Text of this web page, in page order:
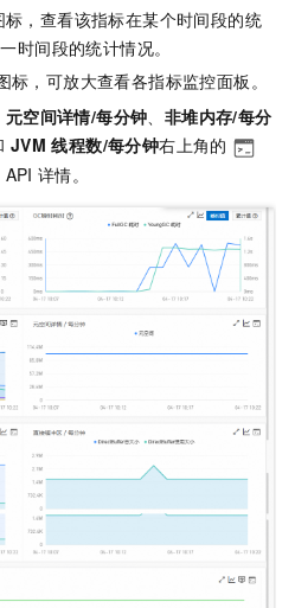
标，查看该指标在某个时间段的统
时间段的统计情况。
标，可放大查看各指标监控面板。
元空间详情/每分钟
非堆内存/每分
JVM 线程数/每分钟右上角的
API 详情。